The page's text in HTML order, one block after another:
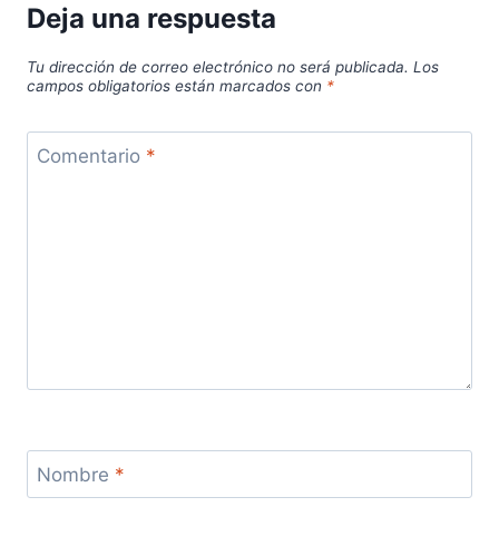
Deja una respuesta
Tu dirección de correo electrónico no será publicada. Los
campos obligatorios están marcados con *
Comentario *
Nombre *